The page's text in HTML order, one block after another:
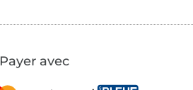
Payer avec